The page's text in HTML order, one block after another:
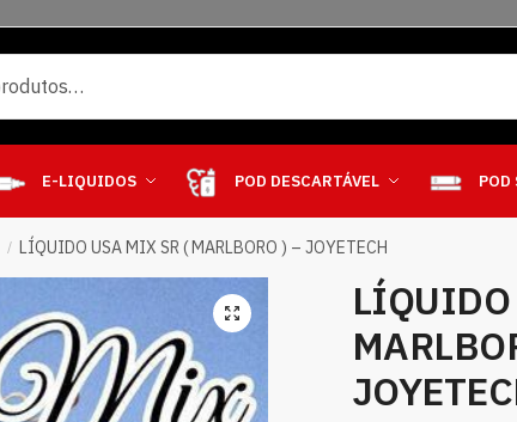
E-LIQUIDOS POD DESCARTÁVEL POD
/ LÍQUIDO USA MIX SR ( MARLBORO ) – JOYETECH